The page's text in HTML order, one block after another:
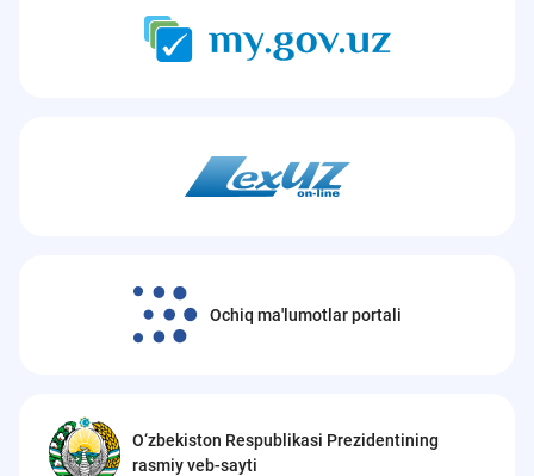
Ochiq ma'lumotlar portali
O‘zbekiston Respublikasi Prezidentining
rasmiy veb-sayti